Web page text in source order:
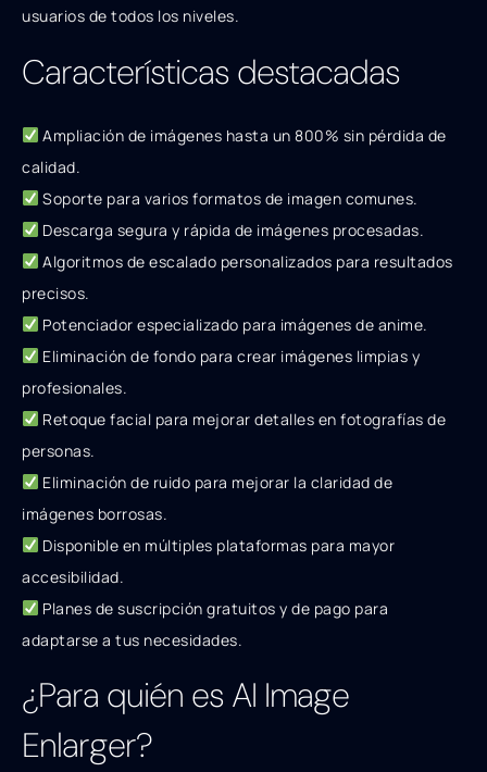
usuarios de todos los niveles.
Características destacadas
Ampliación de imágenes hasta un 800% sin pérdida de
calidad.
Soporte para varios formatos de imagen comunes.
Descarga segura y rápida de imágenes procesadas.
Algoritmos de escalado personalizados para resultados
precisos.
Potenciador especializado para imágenes de anime.
Eliminación de fondo para crear imágenes limpias y
profesionales.
Retoque facial para mejorar detalles en fotografías de
personas.
Eliminación de ruido para mejorar la claridad de
imágenes borrosas.
Disponible en múltiples plataformas para mayor
accesibilidad.
Planes de suscripción gratuitos y de pago para
adaptarse a tus necesidades.
¿Para quién es AI Image
Enlarger?